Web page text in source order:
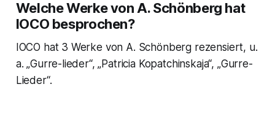
Welche Werke von A. Schönberg hat
IOCO besprochen?
IOCO hat 3 Werke von A. Schönberg rezensiert, u.
a. „Gurre-lieder“, „Patricia Kopatchinskaja“, „Gurre-
Lieder“.